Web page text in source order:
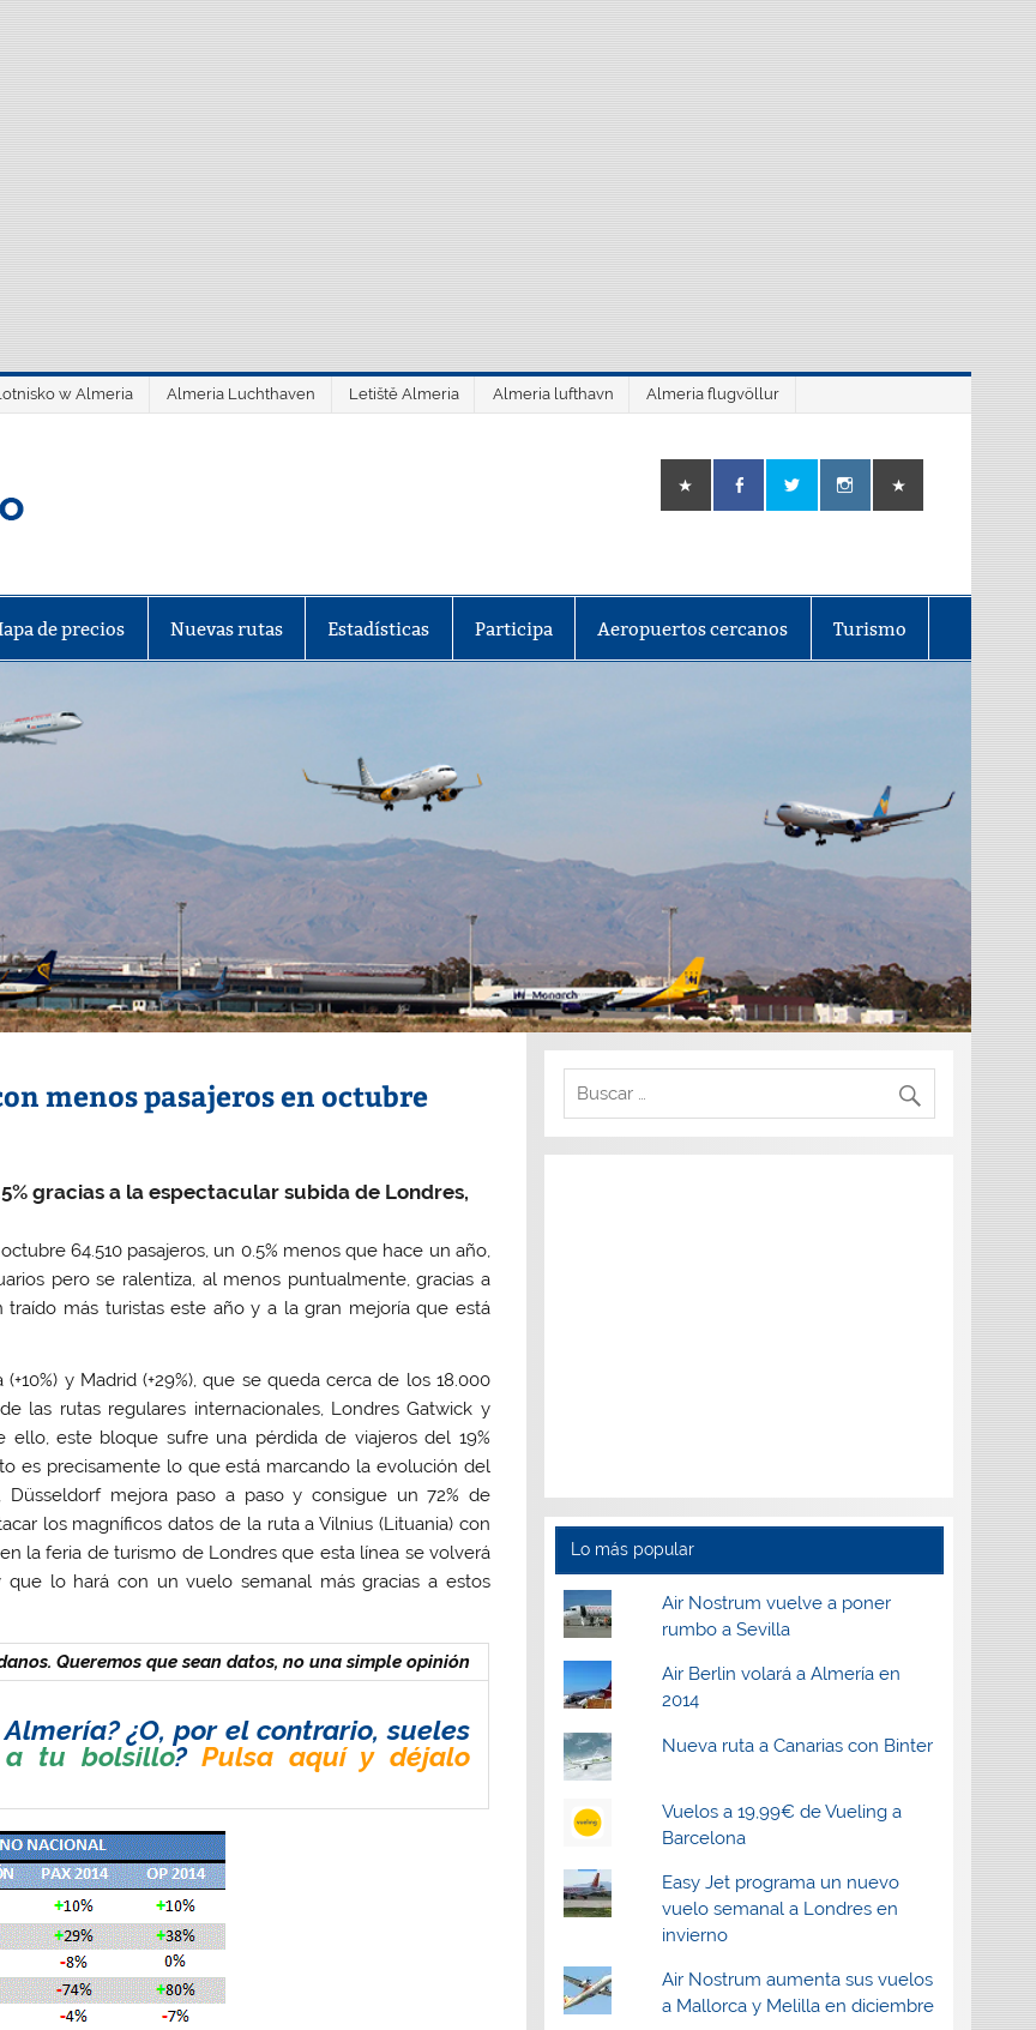
w Almeria Almeria Luchthaven Letiště Almeria Almeria lufthavn Almeria flugvöllur
de precios Nuevas rutas Estadísticas Participa Aeropuertos cercanos Turismo
menos pasajeros en octubre
gracias a la espectacular subida de Londres,
64.510 pasajeros, un 0.5% menos que hace un año,
pero se ralentiza, al menos puntualmente, gracias a
más turistas este año y a la gran mejoría que está
y Madrid (+29%), que se queda cerca de los 18.000
las rutas regulares internacionales, Londres Gatwick y
ello, este bloque sufre una pérdida de viajeros del 19%
es precisamente lo que está marcando la evolución del
mejora paso a paso y consigue un 72% de
los magníficos datos de la ruta a Vilnius (Lituania) con
la feria de turismo de Londres que esta línea se volverá
lo hará con un vuelo semanal más gracias a estos
Queremos que sean datos, no una simple opinión
¿O, por el contrario, sueles
tu bolsillo?Pulsa aquí y déjalo
Lo más popular
Air Nostrum vuelve a poner
rumbo a Sevilla
Air Berlin volará a Almería en
2014
Nueva ruta a Canarias con Binter
Vuelos a 19,99€ de Vueling a
Barcelona
Easy Jet programa un nuevo
vuelo semanal a Londres en
invierno
Air Nostrum aumenta sus vuelos
a Mallorca y Melilla en diciembre